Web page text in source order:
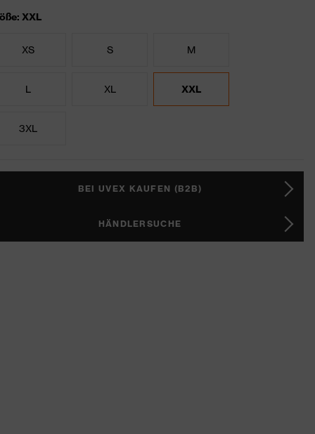
XXL
XS S M
L XL XXL
3XL
BEI UVEX KAUFEN (B2B)
HÄNDLERSUCHE